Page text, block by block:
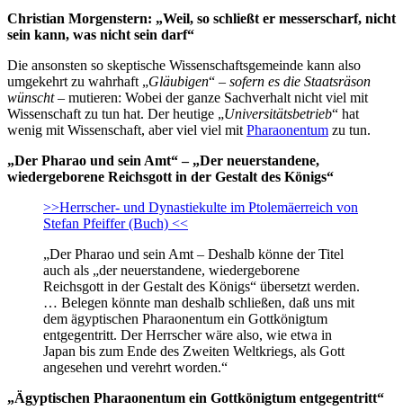
Christian Morgenstern: „Weil, so schließt er messerscharf, nicht
sein kann, was nicht sein darf“
Die ansonsten so skeptische Wissenschaftsgemeinde kann also
umgekehrt zu wahrhaft „Gläubigen“ – sofern es die Staatsräson
wünscht– mutieren: Wobei der ganze Sachverhalt nicht viel mit
Wissenschaft zu tun hat. Der heutige „Universitätsbetrieb“ hat
wenig mit Wissenschaft, aber viel viel mit Pharaonentum zu tun.
„Der Pharao und sein Amt“ – „Der neuerstandene,
wiedergeborene Reichsgott in der Gestalt des Königs“
>>Herrscher- und Dynastiekulte im Ptolemäerreich von
Stefan Pfeiffer (Buch) <<
„Der Pharao und sein Amt – Deshalb könne der Titel
auch als „der neuerstandene, wiedergeborene
Reichsgott in der Gestalt des Königs“ übersetzt werden.
… Belegen könnte man deshalb schließen, daß uns mit
dem ägyptischen Pharaonentum ein Gottkönigtum
entgegentritt. Der Herrscher wäre also, wie etwa in
Japan bis zum Ende des Zweiten Weltkriegs, als Gott
angesehen und verehrt worden.“
„Ägyptischen Pharaonentum ein Gottkönigtum entgegentritt“